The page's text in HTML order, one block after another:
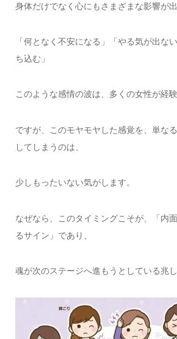
身体だけでなく心にもさまざまな影響が出
「何となく不安になる」「やる気が出な
ち込む」
このような感情の波は、多くの女性が経
ですが、このモヤモヤした感覚を、単な
してしまうのは、
少しもったいない気がします。
なぜなら、このタイミングこそが、「内
るサイン」であり、
魂が次のステージへ進もうとしている兆